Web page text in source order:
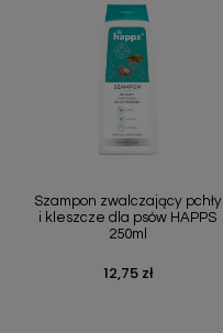
Szampon zwalczający pchły
i kleszcze dla psów HAPPS
250ml
Cena
12,75 zł